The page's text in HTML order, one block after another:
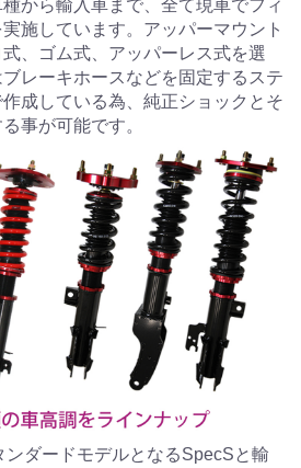
から輸入車まで、全て現車でフィ
施しています。アッパーマウント
、ゴム式、アッパーレス式を選
レーキホースなどを固定するステ
成している為、純正ショックとそ
事が可能です。
ンダードモデルとなるSpecSと輸